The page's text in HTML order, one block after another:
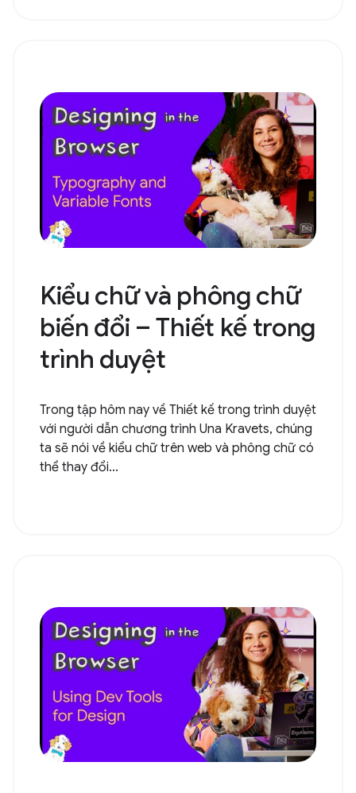
Kiểu chữ và phông chữ
biến đổi – Thiết kế trong
trình duyệt
Trong tập hôm nay về Thiết kế trong trình duyệt
với người dẫn chương trình Una Kravets, chúng
ta sẽ nói về kiểu chữ trên web và phông chữ có
thể thay đổi...